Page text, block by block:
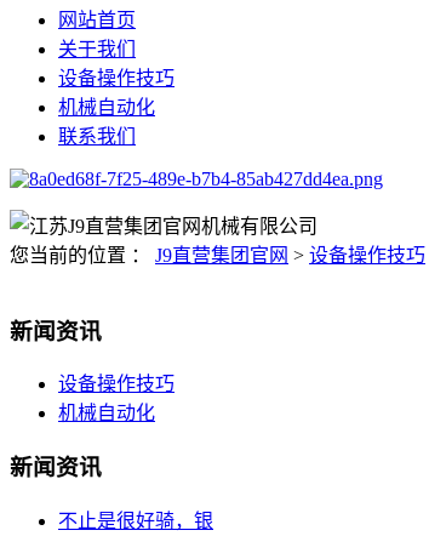
网站首页
关于我们
设备操作技巧
机械自动化
联系我们
您当前的位置 ： J9直营集团官网 > 设备操作技巧
新闻资讯
设备操作技巧
机械自动化
新闻资讯
不止是很好骑，银